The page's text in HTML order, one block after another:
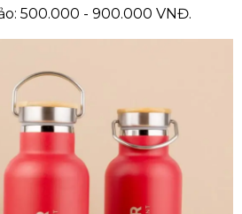
500.000 - 900.000 VNĐ.